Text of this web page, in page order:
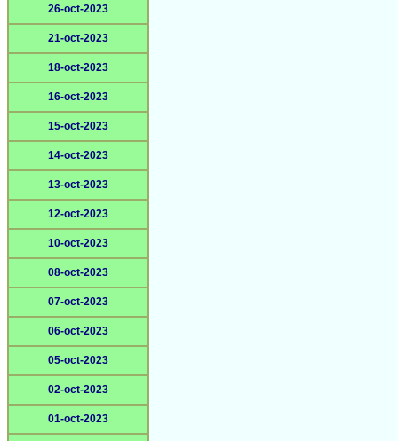
26-oct-2023
21-oct-2023
18-oct-2023
16-oct-2023
15-oct-2023
14-oct-2023
13-oct-2023
12-oct-2023
10-oct-2023
08-oct-2023
07-oct-2023
06-oct-2023
05-oct-2023
02-oct-2023
01-oct-2023